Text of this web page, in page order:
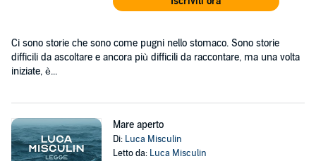
Ci sono storie che sono come pugni nello stomaco. Sono storie
difficili da ascoltare e ancora più difficili da raccontare, ma una volta
iniziate, è...
Mare aperto
Di: Luca Misculin
Letto da: Luca Misculin